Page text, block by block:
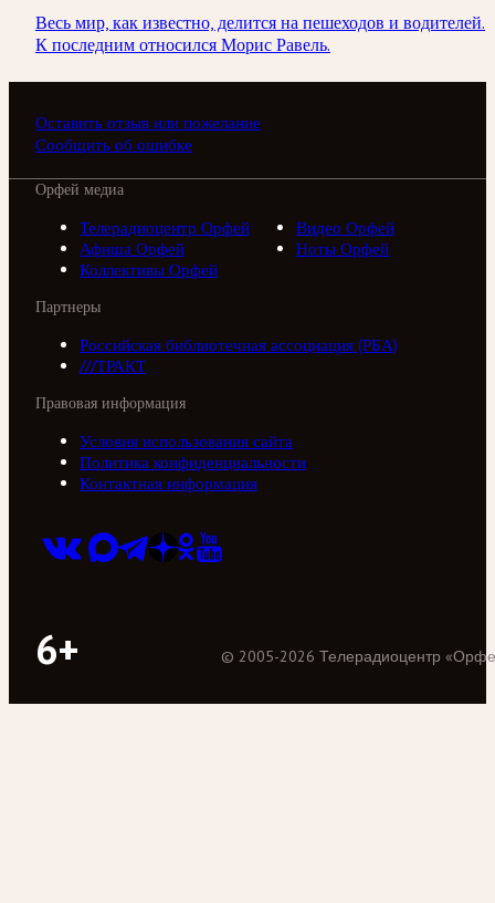
Весь мир, как известно, делится на пешеходов и водителей.
К последним относился Морис Равель.
Оставить отзыв или пожелание
Сообщить об ошибке
Орфей медиа
Телерадиоцентр Орфей
Видео Орфей
Афиша Орфей
Ноты Орфей
Коллективы Орфей
Партнеры
Российская библиотечная ассоциация (РБА)
///ТРАКТ
Правовая информация
Условия использования сайта
Политика конфиденциальности
Контактная информация
6+ © 2005-2026 Телерадиоцентр